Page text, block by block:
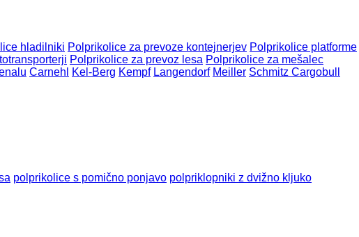
hladilniki Polprikolice za prevoze kontejnerjev Polprikolice platforme
Polprikolice za prevoz lesa Polprikolice za mešalec
Carnehl Kel-Berg Kempf Langendorf Meiller Schmitz Cargobull
polprikolice s pomično ponjavo polpriklopniki z dvižno kljuko